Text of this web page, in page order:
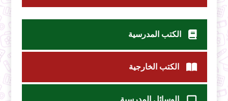
الكتب المدرسية
الكتب الخارجية
الوسائل المدرسية